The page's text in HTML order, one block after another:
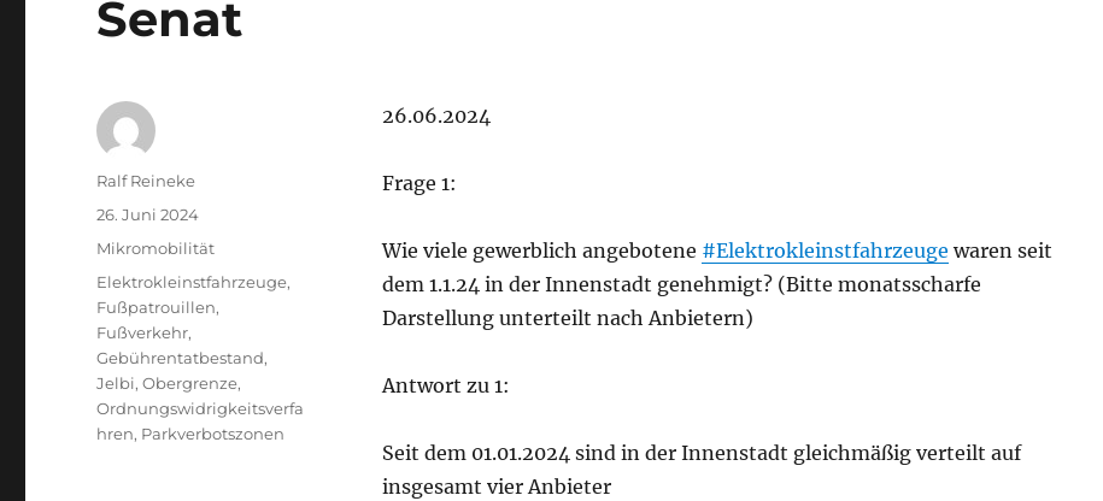
Senat
26.06.2024
Frage 1:
Wie viele gewerblich angebotene #Elektrokleinstfahrzeuge waren seit
dem 1.1.24 in der Innenstadt genehmigt? (Bitte monatsscharfe
Darstellung unterteilt nach Anbietern)
Antwort zu 1:
Seit dem 01.01.2024 sind in der Innenstadt gleichmäßig verteilt auf
insgesamt vier Anbieter
Autor
Ralf Reineke
Veröffentlicht
am
26. Juni 2024
Kategorien
Mikromobilität
Schlagwörter
Elektrokleinstfahrzeuge,
Fußpatrouillen,
Fußverkehr,
Gebührentatbestand,
Jelbi,Obergrenze,
Ordnungswidrigkeitsverfa
hren, Parkverbotszonen